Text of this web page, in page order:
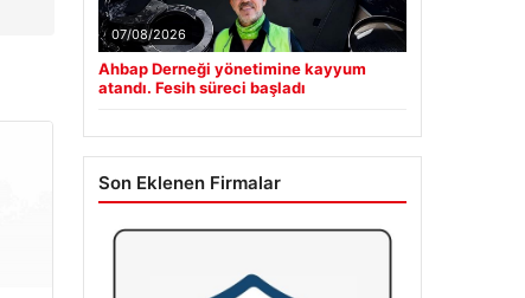
07/08/2026
Ahbap Derneği yönetimine kayyum
atandı. Fesih süreci başladı
Son Eklenen Firmalar